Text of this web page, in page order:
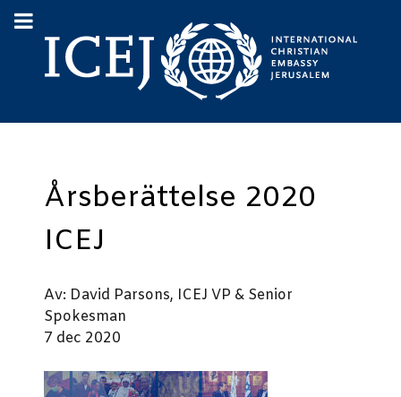
Årsberättelse 2020
ICEJ
Av: David Parsons, ICEJ VP & Senior
Spokesman
7 dec 2020